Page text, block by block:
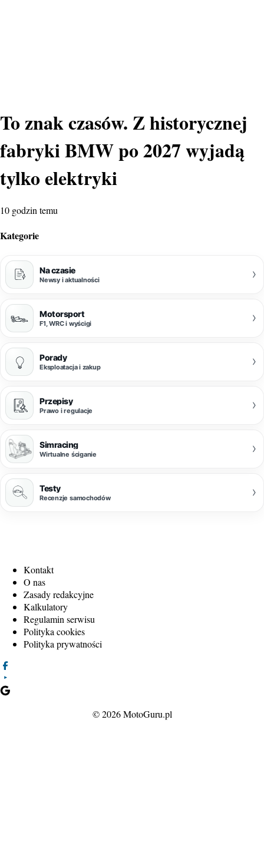
To znak czasów. Z historycznej
fabryki BMW po 2027 wyjadą
tylko elektryki
10 godzin temu
Kategorie
Na czasie
Newsy i aktualności ›
Motorsport
F1, WRC i wyścigi ›
Porady
Eksploatacja i zakup ›
Przepisy
Prawo i regulacje ›
Simracing
Wirtualne ściganie ›
Testy
Recenzje samochodów ›
Kontakt
O nas
Zasady redakcyjne
Kalkulatory
Regulamin serwisu
Polityka cookies
Polityka prywatności
© 2026 MotoGuru.pl